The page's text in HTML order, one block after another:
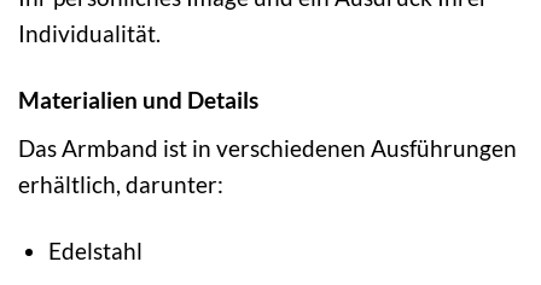
Individualität.
Materialien und Details
Das Armband ist in verschiedenen Ausführungen
erhältlich, darunter:
Edelstahl